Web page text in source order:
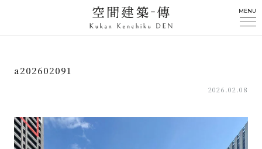
MENU
a202602091
2026.02.08